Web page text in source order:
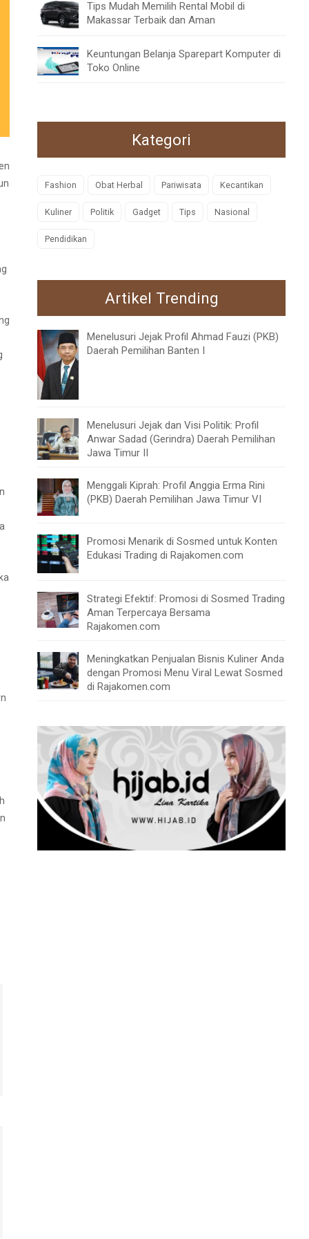
Tips Mudah Memilih Rental Mobil di
Makassar Terbaik dan Aman
Keuntungan Belanja Sparepart Komputer di
Toko Online
Kategori
Fashion Obat Herbal Pariwisata Kecantikan
Kuliner Politik Gadget Tips Nasional
Pendidikan
Artikel Trending
Menelusuri Jejak Profil Ahmad Fauzi (PKB)
Daerah Pemilihan Banten I
Menelusuri Jejak dan Visi Politik: Profil
Anwar Sadad (Gerindra) Daerah Pemilihan
Jawa Timur II
Menggali Kiprah: Profil Anggia Erma Rini
(PKB) Daerah Pemilihan Jawa Timur VI
Promosi Menarik di Sosmed untuk Konten
Edukasi Trading di Rajakomen.com
Strategi Efektif: Promosi di Sosmed Trading
Aman Terpercaya Bersama
Rajakomen.com
Meningkatkan Penjualan Bisnis Kuliner Anda
dengan Promosi Menu Viral Lewat Sosmed
di Rajakomen.com